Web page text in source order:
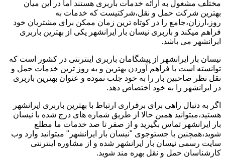
مختلف مشغول به ارائه خدمات باربری هستند اما در این میان
بهترین شرکت حمل و نقل،شرکتیست که خدمات به
روز،ارزان،جامع را در کوتاه ترین زمان ممکن برای مشتریان خود
فراهم میکند و باربری نیسان بار ایرانشهر یکی از بهترین باربری
ایرانشهر می باشد.
نیسان بار ایرانشهر از پیشگامان باربری اینترنتی در کشور است که
توانسته است با فراهم آوردن بهترین و به روز ترین خدمات حمل و
نقل نظر صاحبین بار را به خود جلب نموده و عنوان بهترین باربری
در ایرانشهر را به خود اختصاص دهد.
اگر به دنبال راهی برای برقراری ارتباط با بهترین باربری ایرانشهر
هستید،میتوانید همین حالا از طریق شماره های درج شده با نیسان
بار ایرانشهر تماس بگیرید و از صفر تا صد خدمات ما مطلع
شوید،همچنین با جستوجوی "نیسان بار ایرانشهر" میتوانید وارد وب
سایت رسمی نیسان بار ایرانشهر شده و از مشاوره اینترنتی
کارشناسان حمل و نقل بهره مند شوید.